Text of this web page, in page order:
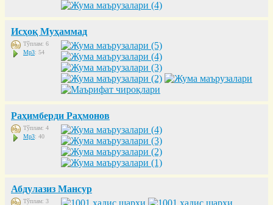
Исҳоқ Муҳаммад
Тўплам: 6
Mp3: 54
Раҳимберди Раҳмонов
Тўплам: 4
Mp3: 40
Абдулазиз Мансур
Тўплам: 3